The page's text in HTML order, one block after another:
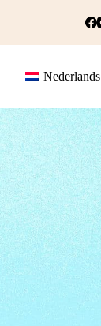
Nederlands